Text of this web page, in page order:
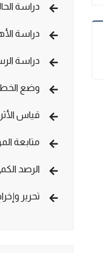
دراسة
دراسة
دراسة
وضع
قياس
متابعة
الرصد
تحرير